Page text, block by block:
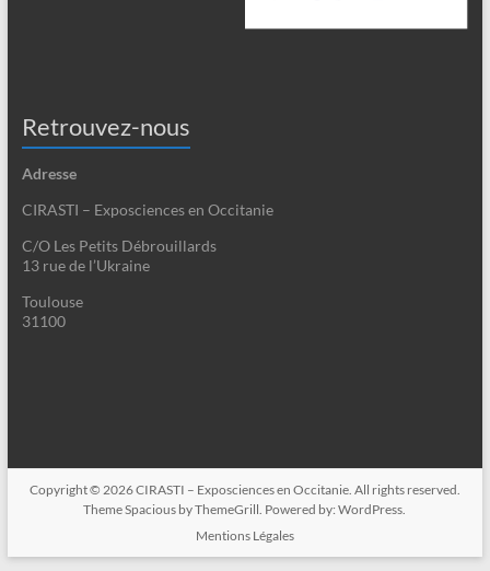
Retrouvez-nous
Adresse
CIRASTI – Exposciences en Occitanie
C/O Les Petits Débrouillards
13 rue de l’Ukraine
Toulouse
31100
Copyright © 2026CIRASTI – Exposciences en Occitanie. All rights reserved.
ThemeSpacious by ThemeGrill. Powered by:WordPress
Mentions Légales